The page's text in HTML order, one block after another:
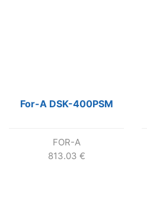
For-A DSK-400PSM
FOR-A
813.03 €